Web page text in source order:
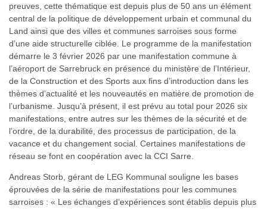
preuves, cette thématique est depuis plus de 50 ans un élément
central de la politique de développement urbain et communal du
Land ainsi que des villes et communes sarroises sous forme
d’une aide structurelle ciblée. Le programme de la manifestation
démarre le 3 février 2026 par une manifestation commune à
l’aéroport de Sarrebruck en présence du ministère de l’Intérieur,
de la Construction et des Sports aux fins d’introduction dans les
thèmes d’actualité et les nouveautés en matière de promotion de
l’urbanisme. Jusqu’à présent, il est prévu au total pour 2026 six
manifestations, entre autres sur les thèmes de la sécurité et de
l’ordre, de la durabilité, des processus de participation, de la
vacance et du changement social. Certaines manifestations de
réseau se font en coopération avec la CCI Sarre.
Andreas Storb, gérant de LEG Kommunal souligne les bases
éprouvées de la série de manifestations pour les communes
sarroises : « Les échanges d’expériences sont établis depuis plus